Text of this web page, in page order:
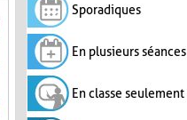
Sporadiques
En plusieurs séances
En classe seulement